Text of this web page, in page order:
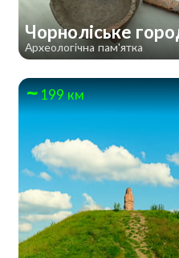
Чорноліське
Археологічна пам'ятка
199 км